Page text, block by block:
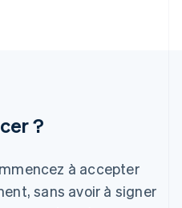
?
à accepter
sans avoir à signer